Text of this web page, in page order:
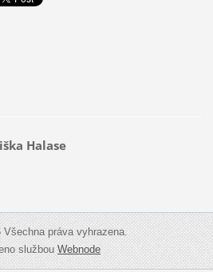
Halase
práva vyhrazena.
službouWebnode